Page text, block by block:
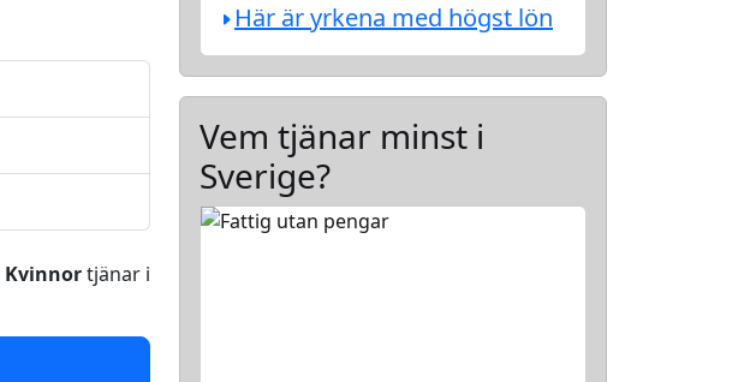
Kvinnortjänar i
Här är yrkena med högst lön
Vem tjänar minst i
Sverige?